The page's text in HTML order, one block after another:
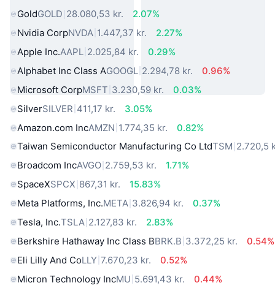
GoldGOLD 28.080,53 kr.
2.07%
Nvidia CorpNVDA 1.447,37 kr.
2.27%
Apple Inc.AAPL 2.025,84 kr.
0.29%
Alphabet Inc Class AGOOGL 2.294,78 kr.
0.96%
Microsoft CorpMSFT 3.230,59 kr.
0.03%
SilverSILVER 411,17 kr.
3.05%
Amazon.com IncAMZN 1.774,35 kr.
0.82%
Taiwan Semiconductor Manufacturing Co LtdTSM 2.720,5
Broadcom IncAVGO 2.759,53 kr.
1.71%
SpaceXSPCX 867,31 kr.
15.83%
Meta Platforms, Inc.META 3.826,94 kr.
0.37%
Tesla, Inc.TSLA 2.127,83 kr.
2.83%
Berkshire Hathaway Inc Class BBRK.B 3.372,25 kr.
0.54%
Eli Lilly And CoLLY 7.670,23 kr.
0.52%
Micron Technology IncMU 5.691,43 kr.
0.44%